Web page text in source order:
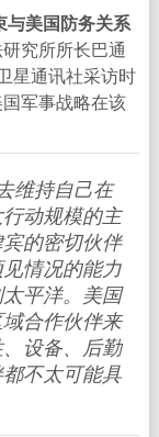
与美国防务关系
究所所长巴通
星通讯社采访时
军事战略在该
维持自己在
动规模的主
的密切伙伴
情况的能力
平洋。美国
合作伙伴来
设备、后勤
不太可能具